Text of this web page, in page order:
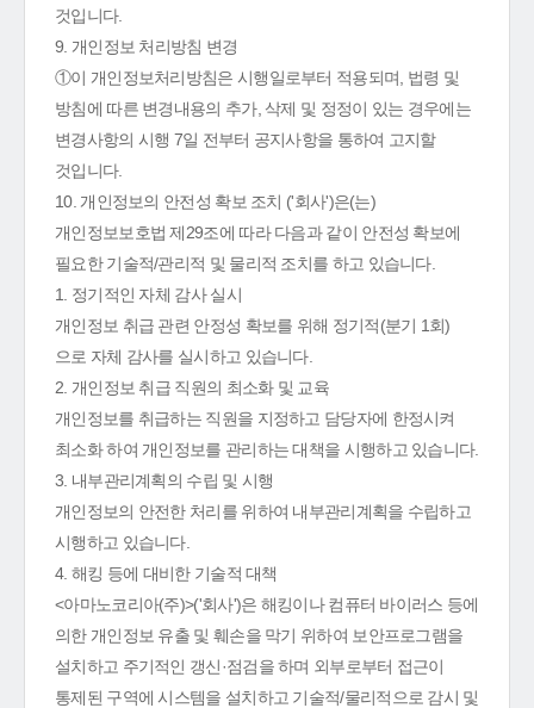
것입니다.
9. 개인정보 처리방침 변경
①이 개인정보처리방침은 시행일로부터 적용되며, 법령 및
방침에 따른 변경내용의 추가, 삭제 및 정정이 있는 경우에는
변경사항의 시행 7일 전부터 공지사항을 통하여 고지할
것입니다.
10. 개인정보의 안전성 확보 조치 ('회사')은(는)
개인정보보호법 제29조에 따라 다음과 같이 안전성 확보에
필요한 기술적/관리적 및 물리적 조치를 하고 있습니다.
1. 정기적인 자체 감사 실시
개인정보 취급 관련 안정성 확보를 위해 정기적(분기 1회)
으로 자체 감사를 실시하고 있습니다.
2. 개인정보 취급 직원의 최소화 및 교육
개인정보를 취급하는 직원을 지정하고 담당자에 한정시켜
최소화 하여 개인정보를 관리하는 대책을 시행하고 있습니다.
3. 내부관리계획의 수립 및 시행
개인정보의 안전한 처리를 위하여 내부관리계획을 수립하고
시행하고 있습니다.
4. 해킹 등에 대비한 기술적 대책
<아마노코리아(주)>('회사')은 해킹이나 컴퓨터 바이러스 등에
의한 개인정보 유출 및 훼손을 막기 위하여 보안프로그램을
설치하고 주기적인 갱신·점검을 하며 외부로부터 접근이
통제된 구역에 시스템을 설치하고 기술적/물리적으로 감시 및